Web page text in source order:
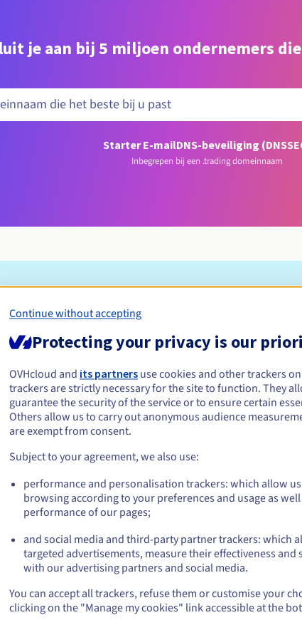
je aan bij 5 miljoen ondernemers
Starter E-mailDNS-beveiliging
Inbegrepen bij een .trading domeinnaam
Toelatingsvoorwaarden
registreren?
of rechtspersonen, zonder geografische beperking.
Beheerregels en meldingen
Continue without accepting
Protecting your privacy is our
OVHcloud and its partners use cookies and other trackers
trackers are strictly necessary for the site to function. They
guarantee the security of the service or to ensure certain
Others allow us to carry out anonymous audience
are exempt from consent.
Subject to your agreement, we also use:
performance and personalisation trackers: which allow
browsing according to your preferences and usage as
performance of our pages;
and social media and third-party partner trackers: which
targeted advertisements, measure their effectiveness and
with our advertising partners and social media.
You can accept all trackers, refuse them or customise your
clicking on the "Manage my cookies" link accessible at the